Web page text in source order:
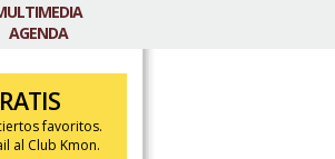
AGENDA
favoritos.
al Club Kmon.